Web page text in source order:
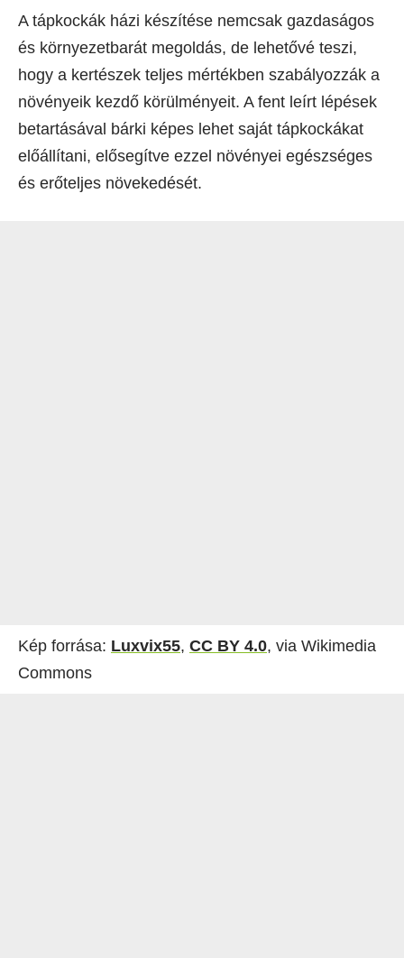
A tápkockák házi készítése nemcsak gazdaságos
és környezetbarát megoldás, de lehetővé teszi,
hogy a kertészek teljes mértékben szabályozzák a
növényeik kezdő körülményeit. A fent leírt lépések
betartásával bárki képes lehet saját tápkockákat
előállítani, elősegítve ezzel növényei egészséges
és erőteljes növekedését.
Kép forrása: Luxvix55, CC BY 4.0, via Wikimedia
Commons